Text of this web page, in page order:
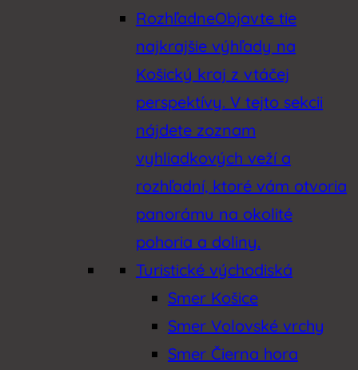
RozhľadneObjavte tie
najkrajšie výhľady na
Košický kraj z vtáčej
perspektívy. V tejto sekcii
nájdete zoznam
vyhliadkových veží a
rozhľadní, ktoré vám otvoria
panorámu na okolité
pohoria a doliny.
Turistické východiská
Smer Košice
Smer Volovské vrchy
Smer Čierna hora